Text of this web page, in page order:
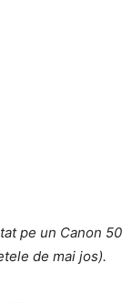
pe un Canon
de mai jos).